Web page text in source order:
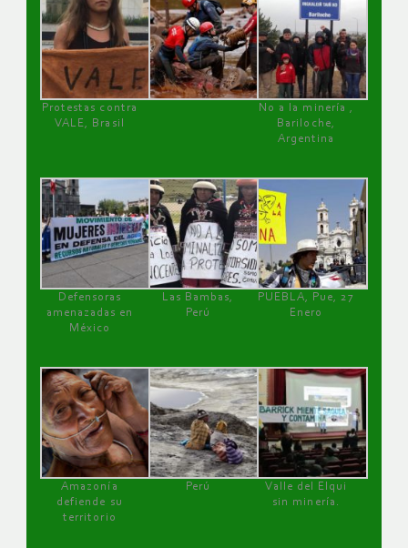
Protestas contra
VALE, Brasil
No a la minería ,
Bariloche,
Argentina
Defensoras
amenazadas en
México
Las Bambas,
Perú
PUEBLA, Pue, 27
Enero
Amazonía
defiende su
territorio
Perú
Valle del Elqui
sin minería.